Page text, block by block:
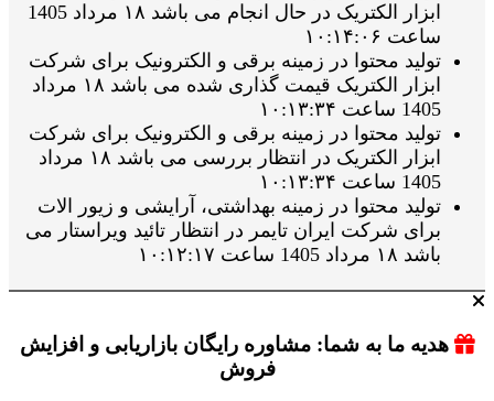
ابزار الکتریک در حال انجام می باشد ۱۸ مرداد 1405
ساعت ۱۰:۱۴:۰۶
تولید محتوا در زمینه برقی و الکترونیک برای شرکت
ابزار الکتریک قیمت گذاری شده می باشد ۱۸ مرداد
1405 ساعت ۱۰:۱۳:۳۴
تولید محتوا در زمینه برقی و الکترونیک برای شرکت
ابزار الکتریک در انتظار بررسی می باشد ۱۸ مرداد
1405 ساعت ۱۰:۱۳:۳۴
تولید محتوا در زمینه بهداشتی، آرایشی و زیور الات
برای شرکت ایران تایمر در انتظار تائید ویراستار می
باشد ۱۸ مرداد 1405 ساعت ۱۰:۱۲:۱۷
هدیه ما به شما: مشاوره رایگان بازاریابی و افزایش
فروش